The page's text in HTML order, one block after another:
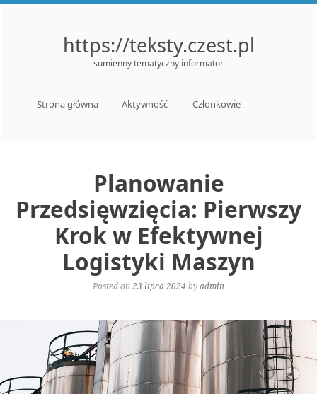
https://teksty.czest.pl
sumienny tematyczny informator
Skip to content
Strona główna Aktywność Członkowie
Planowanie
Przedsięwzięcia: Pierwszy
Krok w Efektywnej
Logistyki Maszyn
Posted on 23 lipca 2024 byadmin